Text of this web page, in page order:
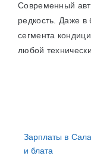
Современный
редкость. Даже в
сегмента
любой
Зарплаты в
и блата